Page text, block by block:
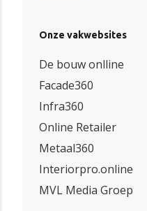
Onze vakwebsites
De bouw onlline
Facade360
Infra360
Online Retailer
Metaal360
Interiorpro.online
MVL Media Groep